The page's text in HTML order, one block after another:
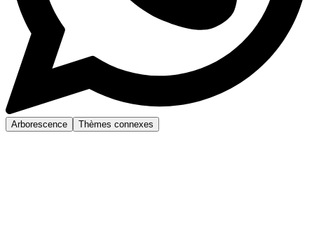
Arborescence Thèmes connexes